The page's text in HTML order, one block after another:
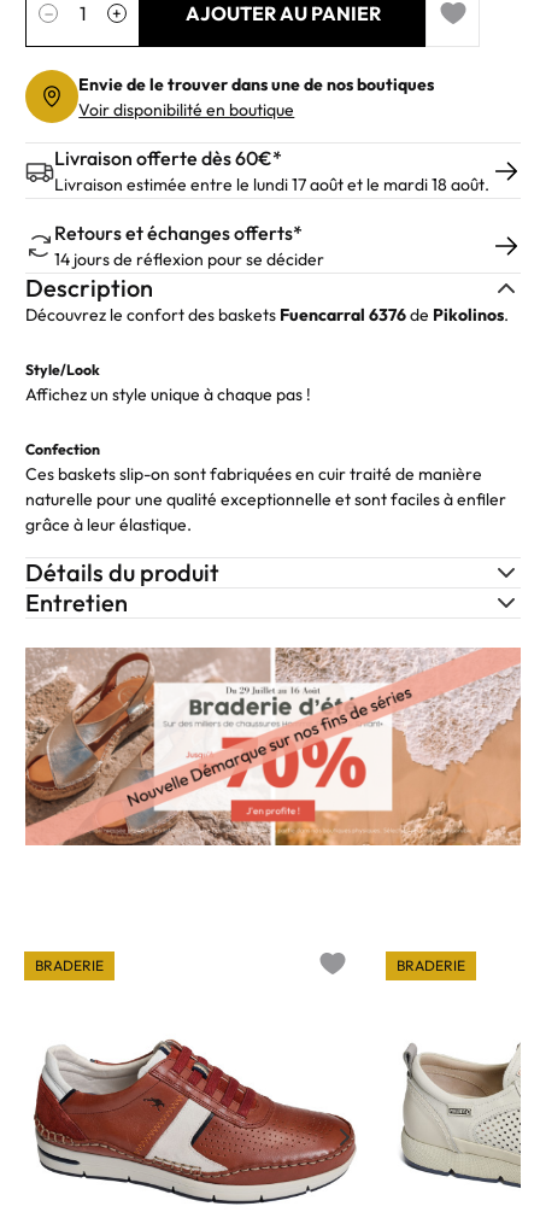
− +
AJOUTER AU PANIER
Add to
Envie de le trouver dans une de nos boutiques
Voir disponibilité en boutique
Livraison offerte dès 60€*
Livraison estimée entre le lundi 17 août et le mardi 18 août.
Retours et échanges offerts*
14 jours de réflexion pour se décider
Description
Découvrez le confort des baskets Fuencarral 6376de Pikolinos.
Style/Look
Affichez un style unique à chaque pas !
Confection
Ces baskets slip-on sont fabriquées en cuir traité de manière
naturelle pour une qualité exceptionnelle et sont faciles à enfiler
grâce à leur élastique.
Détails du produit
Entretien
BRADERIE BRADERIE